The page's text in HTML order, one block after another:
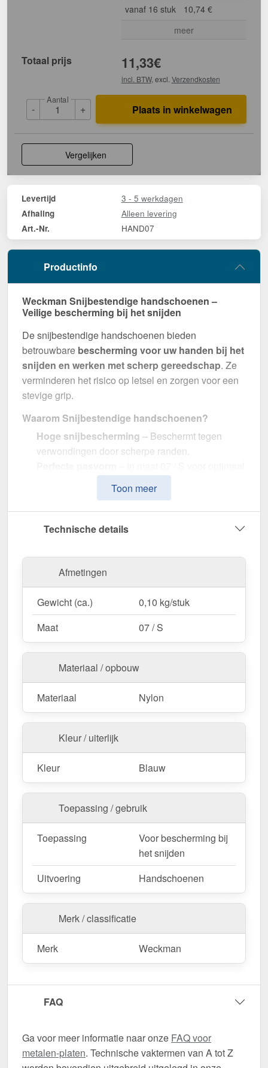
vanaf 16 stuk
10,74 €
meer
Totaal prijs 11,33€
incl. BTW, excl. Verzendkosten
-
Aantal
+ Plaats in winkelwagen
Vergelijken
Levertijd 3 - 5 werkdagen
Afhaling Alleen levering
Art.-Nr. HAND07
Productinfo
Weckman Snijbestendige handschoenen –
Veilige bescherming bij het snijden
De snijbestendige handschoenen bieden
betrouwbare bescherming voor uw handen bij het
snijden en werken met scherp gereedschap. Ze
verminderen het risico op letsel en zorgen voor een
stevige grip.
Waarom Snijbestendige handschoenen?
Hoge snijbescherming – Beschermt tegen
verwondingen door scherpe randen.
Flexibel & antislip– Voor nauwkeurig werken
zonder beperkingen.
In kleur gecoördineerd
Maximale veiligheid bij elke snede!
Toon meer
Technische details
Afmetingen
Gewicht (ca.)
0,10 kg/stuk
Maat
07 / S
Materiaal / opbouw
Materiaal Nylon
Kleur / uiterlijk
Kleur Blauw
Toepassing / gebruik
Toepassing
Voor bescherming bij
het snijden
Uitvoering
Handschoenen
Merk / classificatie
Merk Weckman
FAQ
Ga voor meer informatie naar onze FAQ voor
metalen-platen. Technische vaktermen van A tot Z